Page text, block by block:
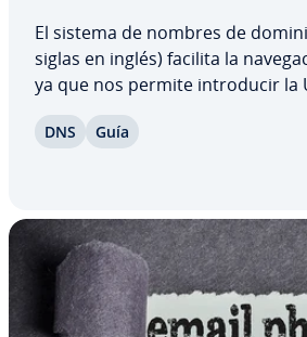
El sistema de nombres de
siglas en inglés) facilita la
ya que nos permite in­tro­du­cir la
dirección IP numérica del
DNS Guía